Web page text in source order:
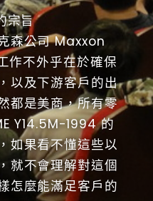
宗旨
森公司 Maxxon
作不外乎在於確保
以及下游客戶的出
都是美商，所有零
Y14.5M-1994 的
如果看不懂這些以
就不會理解對這個
怎麼能滿足客戶的